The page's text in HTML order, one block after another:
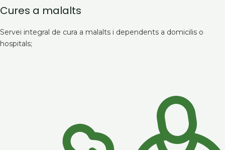
Cures a malalts
Servei integral de cura a malalts i dependents a domicilis o
hospitals;